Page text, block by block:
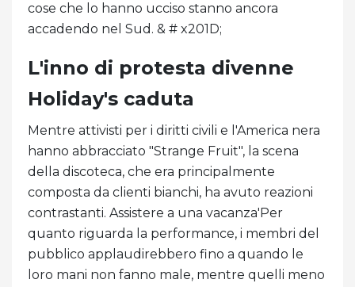
cose che lo hanno ucciso stanno ancora
accadendo nel Sud. & # x201D;
L'inno di protesta divenne
Holiday's caduta
Mentre attivisti per i diritti civili e l'America nera
hanno abbracciato "Strange Fruit", la scena
della discoteca, che era principalmente
composta da clienti bianchi, ha avuto reazioni
contrastanti. Assistere a una vacanza'Per
quanto riguarda la performance, i membri del
pubblico applaudirebbero fino a quando le
loro mani non fanno male, mentre quelli meno